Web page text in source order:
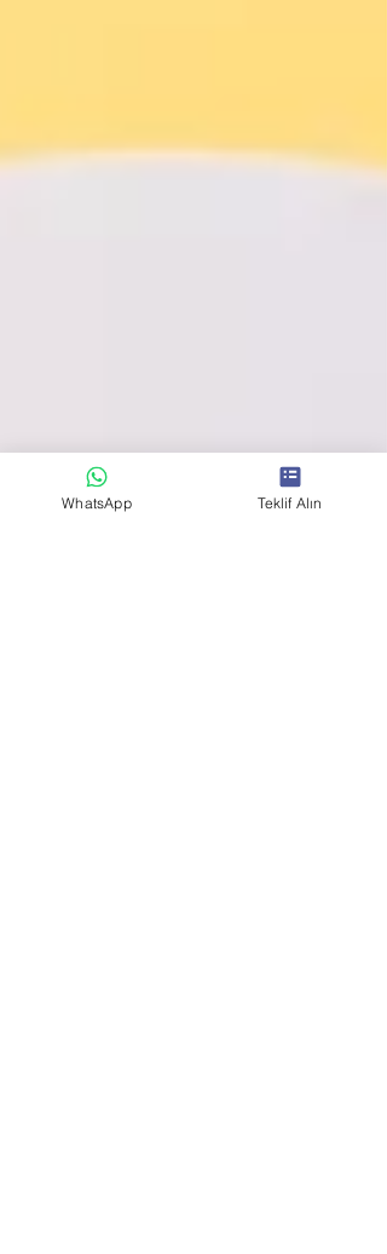
WhatsApp Teklif Alın